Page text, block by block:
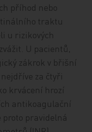
příhod nebo
traktu
u rizikových
U pacientů,
zákrok v břišní
za čtyři
krvácení hrozí
antikoagulační
pravidelná